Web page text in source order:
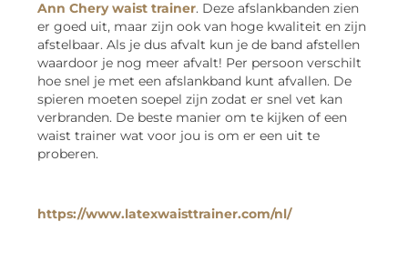
Ann Chery waist trainer. Deze afslankbanden zien
er goed uit, maar zijn ook van hoge kwaliteit en zijn
afstelbaar. Als je dus afvalt kun je de band afstellen
waardoor je nog meer afvalt! Per persoon verschilt
hoe snel je met een afslankband kunt afvallen. De
spieren moeten soepel zijn zodat er snel vet kan
verbranden. De beste manier om te kijken of een
waist trainer wat voor jou is om er een uit te
proberen.
https://www.latexwaisttrainer.com/nl/